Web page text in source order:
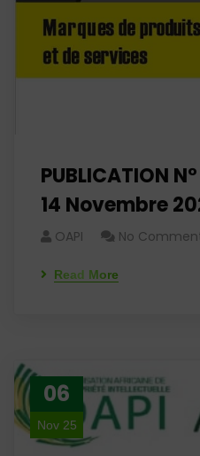
PUBLICATION
14 Novembre
OAPI No
Read More
06
Nov 25